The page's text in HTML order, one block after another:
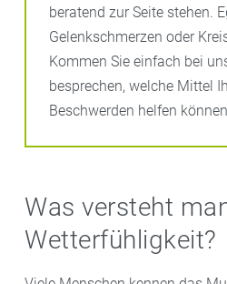
beratend zur Seite stehen.
Gelenkschmerzen oder
Kommen Sie einfach bei
besprechen, welche Mittel
Beschwerden helfen
Was versteht
Wetterfühligkeit?